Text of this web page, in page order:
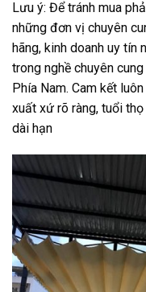
Lưu ý: Để tránh mua
những đơn vị chuyên
hãng, kinh doanh uy tín
trong nghề chuyên
Phía Nam. Cam kết
xuất xứ rõ ràng, tuổi
dài hạn